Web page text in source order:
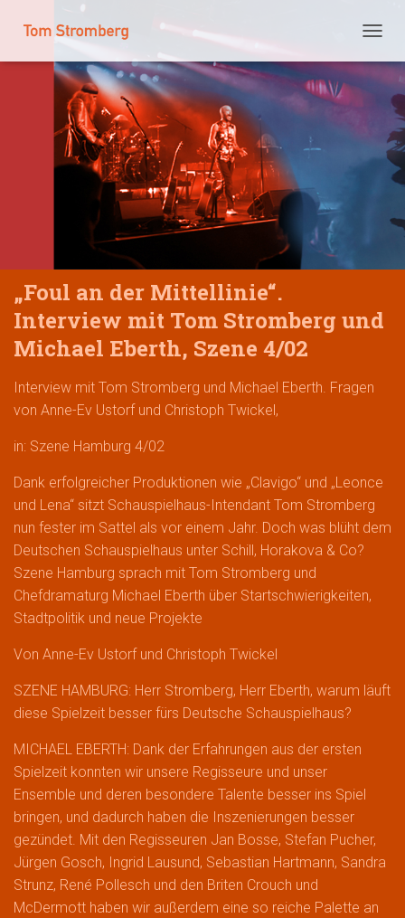
A
V
C
L
„Foul an der Mittellinie“.
Interview mit Tom Stromberg und
Michael Eberth, Szene 4/02
Interview mit Tom Stromberg und Michael Eberth. Fragen
von Anne-Ev Ustorf und Christoph Twickel,
in: Szene Hamburg 4/02
Dank erfolgreicher Produktionen wie „Clavigo“ und „Leonce
und Lena“ sitzt Schauspielhaus-Intendant Tom Stromberg
nun fester im Sattel als vor einem Jahr. Doch was blüht dem
Deutschen Schauspielhaus unter Schill, Horakova & Co?
Szene Hamburg sprach mit Tom Stromberg und
Chefdramaturg Michael Eberth über Startschwierigkeiten,
Stadtpolitik und neue Projekte
Von Anne-Ev Ustorf und Christoph Twickel
SZENE HAMBURG: Herr Stromberg, Herr Eberth, warum läuft
diese Spielzeit besser fürs Deutsche Schauspielhaus?
MICHAEL EBERTH: Dank der Erfahrungen aus der ersten
Spielzeit konnten wir unsere Regisseure und unser
Ensemble und deren besondere Talente besser ins Spiel
bringen, und dadurch haben die Inszenierungen besser
gezündet. Mit den Regisseuren Jan Bosse, Stefan Pucher,
Jürgen Gosch, Ingrid Lausund, Sebastian Hartmann, Sandra
Strunz, René Pollesch und den Briten Crouch und
McDermott haben wir außerdem eine so reiche Palette an